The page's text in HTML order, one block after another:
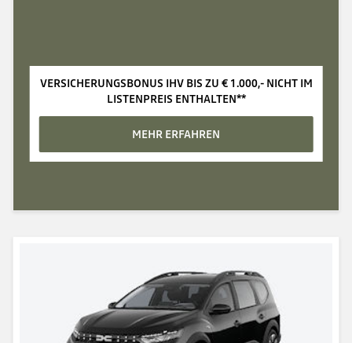
VERSICHERUNGSBONUS IHV BIS ZU €‎ 1.000,- NICHT IM
LISTENPREIS ENTHALTEN**
MEHR ERFAHREN